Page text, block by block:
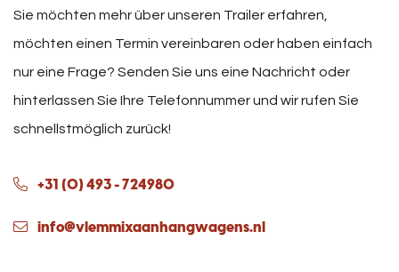
Sie möchten mehr über unseren Trailer erfahren,
möchten einen Termin vereinbaren oder haben einfach
nur eine Frage? Senden Sie uns eine Nachricht oder
hinterlassen Sie Ihre Telefonnummer und wir rufen Sie
schnellstmöglich zurück!
+31 (0) 493 - 724980
info@vlemmixaanhangwagens.nl